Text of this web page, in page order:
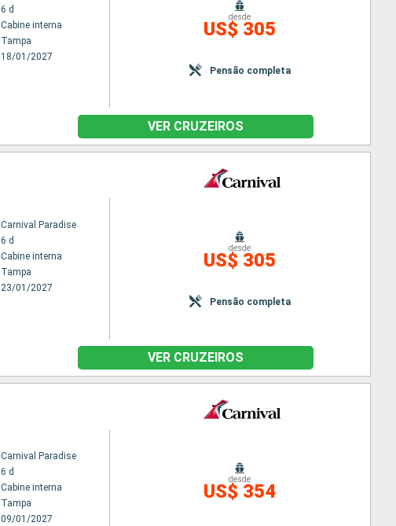
6 d
Cabine interna
Tampa
18/01/2027
desde
US$ 305
Pensão completa
VER CRUZEIROS
Carnival Paradise
6 d
Cabine interna
Tampa
23/01/2027
desde
US$ 305
Pensão completa
VER CRUZEIROS
Carnival Paradise
6 d
Cabine interna
Tampa
09/01/2027
desde
US$ 354